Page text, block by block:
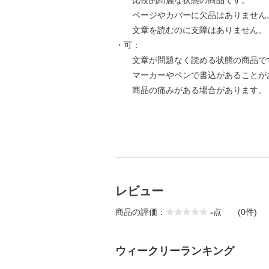
ページやカバーに欠品はありません
文章を読むのに支障はありません。
・可：
文章が問題なく読める状態の商品で
マーカーやペンで書込があることが
商品の痛みがある場合があります。
レビュー
商品の評価： -点 (0件)
ウィークリーランキング